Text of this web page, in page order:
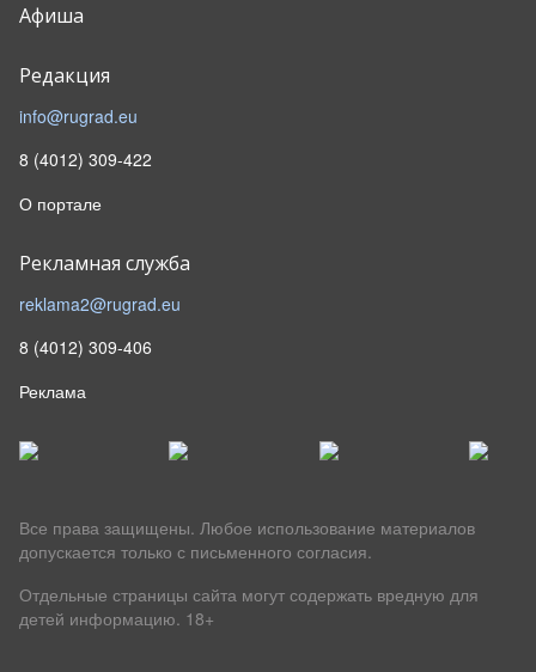
Афиша
Редакция
info@rugrad.eu
8 (4012) 309-422
О портале
Рекламная служба
reklama2@rugrad.eu
8 (4012) 309-406
Реклама
Все права защищены. Любое использование материалов
допускается только с письменного согласия.
Отдельные страницы сайта могут содержать вредную для
детей информацию. 18+